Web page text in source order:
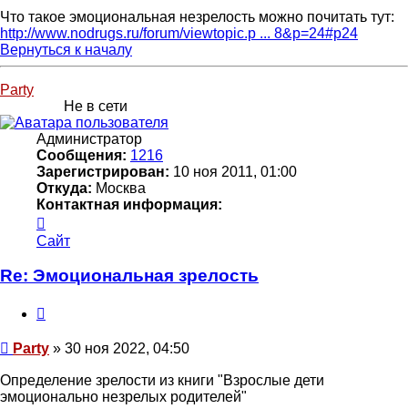
Что такое эмоциональная незрелость можно почитать тут:
http://www.nodrugs.ru/forum/viewtopic.p ... 8&p=24#p24
Вернуться к началу
Party
Не в сети
Администратор
Сообщения: 1216
Зарегистрирован: 10 ноя 2011, 01:00
Откуда: Москва
Контактная информация:
информация
пользователя
Party
Сайт
Re: Эмоциональная зрелость
Сообщение
Party » 30 ноя 2022, 04:50
Определение зрелости из книги "Взрослые дети
эмоционально незрелых родителей"